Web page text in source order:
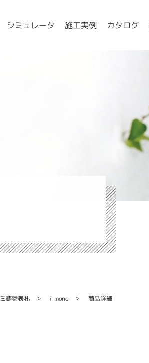
シミュレータ 施工実例 カタログ
鋳物表札 i-mono 商品詳細